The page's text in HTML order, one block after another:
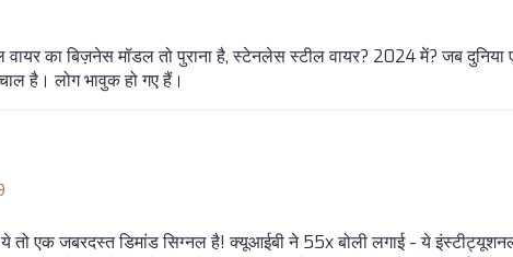
का बिज़नेस मॉडल तो पुराना है, स्टेनलेस स्टील वायर? 2024 में? जब दुनिया
है। लोग भावुक हो गए हैं।
तो एक जबरदस्त डिमांड सिग्नल है! क्यूआईबी ने 55x बोली लगाई - ये